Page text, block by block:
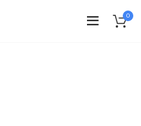
0